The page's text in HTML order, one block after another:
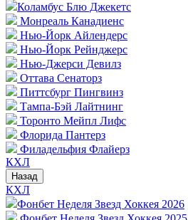
Коламбус Блю Джекетс
Монреаль Канадиенс
Нью-Йорк Айлендерс
Нью-Йорк Рейнджерс
Нью-Джерси Девилз
Оттава Сенаторз
Питтсбург Пингвинз
Тампа-Бэй Лайтнинг
Торонто Мейпл Лифс
Флорида Пантерз
Филадельфия Флайерз
КХЛ
Назад
КХЛ
Фонбет Неделя Звезд Хоккея 2026